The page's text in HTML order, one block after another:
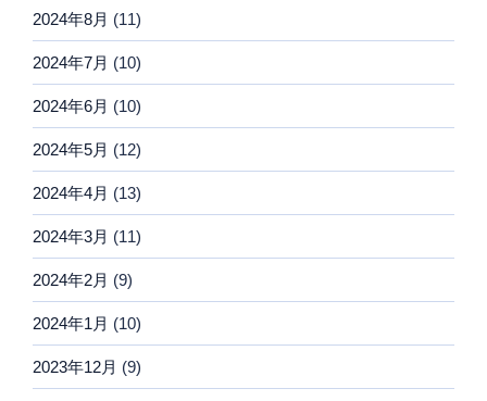
2024年8月 (11)
2024年7月 (10)
2024年6月 (10)
2024年5月 (12)
2024年4月 (13)
2024年3月 (11)
2024年2月 (9)
2024年1月 (10)
2023年12月 (9)